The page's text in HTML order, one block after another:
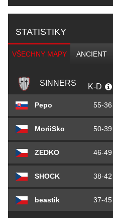
STATISTIKY
VŠECHNY MAPY ANCIENT
SINNERS K-D
Pepo 55-36
MoriiSko 50-39
ZEDKO 46-49
SHOCK 38-42
beastik 37-45